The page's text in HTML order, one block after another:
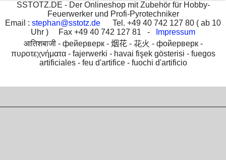
SSTOTZ.DE - Der Onlineshop mit Zubehör für Hobby-
Feuerwerker und Profi-Pyrotechniker
Email : stephan@sstotz.de Tel. +49 40 742 127 80 ( ab 10
Uhr ) Fax +49 40 742 127 81 -
Impressum
आतिशबाजी - фейерверк - 烟花 - 花火 - фойерверк -
πυροτεχνήματα - fajerwerki - havai fişek gösterisi - fuegos
artificiales - feu d'artifice - fuochi d'artificio